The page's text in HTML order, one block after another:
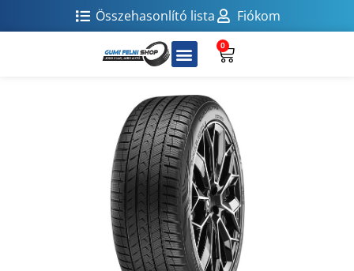
Összehasonlító lista Fiókom
0